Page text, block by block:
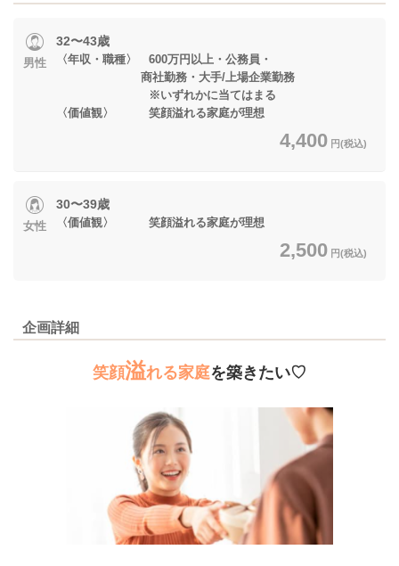
男性
32〜43歳
〈年収・職種〉 600万円以上・公務員・
商社勤務・大手/上場企業勤務
※いずれかに当てはまる
〈価値観〉 笑顔溢れる家庭が理想
4,400 円(税込)
女性
30〜39歳
〈価値観〉 笑顔溢れる家庭が理想
2,500 円(税込)
企画詳細
笑顔溢れる家庭を築きたい♡